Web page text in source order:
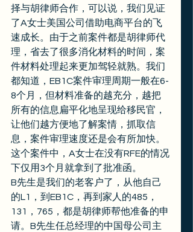
择与胡律师合作，可以说，我们见证
了A女士美国公司借助电商平台的飞
速成长。由于之前案件都是胡律师代
理，省去了很多消化材料的时间，案
件材料处理起来更加驾轻就熟。我们
都知道，EB1C案件审理周期一般在6-
8个月，但材料准备的越充分，越把
所有的信息扁平化地呈现给移民官，
让他们越方便地了解案情，抓取信
息，案件审理速度还是会有所加快。
这个案件中，A女士在没有RFE的情况
下仅用3个月就拿到了批准函。
B先生是我们的老客户了，从他自己
的L1，到EB1C，再到家人的485，
131，765，都是胡律师帮他准备的申
请。B先生任总经理的中国母公司主